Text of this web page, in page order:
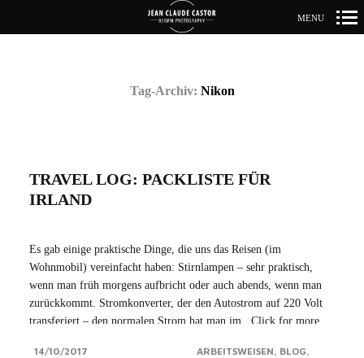
MENU
Tag-Archiv: Nikon
TRAVEL LOG: PACKLISTE FÜR
IRLAND
Es gab einige praktische Dinge, die uns das Reisen (im
Wohnmobil) vereinfacht haben: Stirnlampen – sehr praktisch,
wenn man früh morgens aufbricht oder auch abends, wenn man
zurückkommt. Stromkonverter, der den Autostrom auf 220 Volt
transferiert – den normalen Strom hat man im...Click for more
14/10/2017 ARBEITSWEISEN BLOG